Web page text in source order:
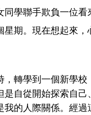
學聯手欺負一位
期。現在想起來
轉學到一個新學
自從開始探索自
的人際關係。經